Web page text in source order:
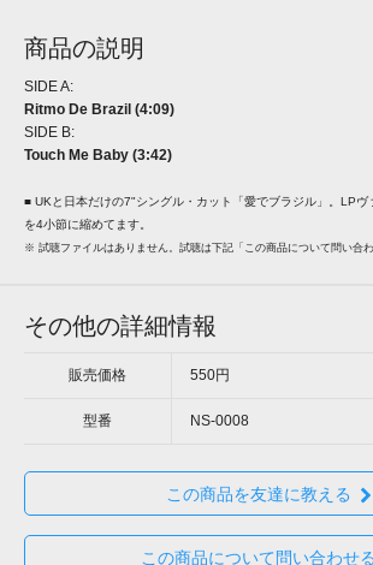
商品の説明
SIDE A:
Ritmo De Brazil (4:09)
SIDE B:
Touch Me Baby (3:42)
■ UKと日本だけの7"シングル・カット「愛でブラジル」。LPヴ
を4小節に縮めてます。
※ 試聴ファイルはありません。試聴は下記「この商品について問い合
その他の詳細情報
販売価格 550円
型番 NS-0008
この商品を友達に教える
この商品について問い合わせる